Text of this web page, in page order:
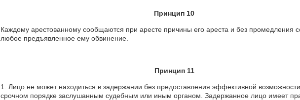
Принцип 10
Каждому арестованному сообщаются при аресте причины его ареста и без промедления
любое предъявленное ему обвинение.
Принцип 11
1. Лицо не может находиться в задержании без предоставления эффективной
срочном порядке заслушанным судебным или иным органом. Задержанное лицо имеет